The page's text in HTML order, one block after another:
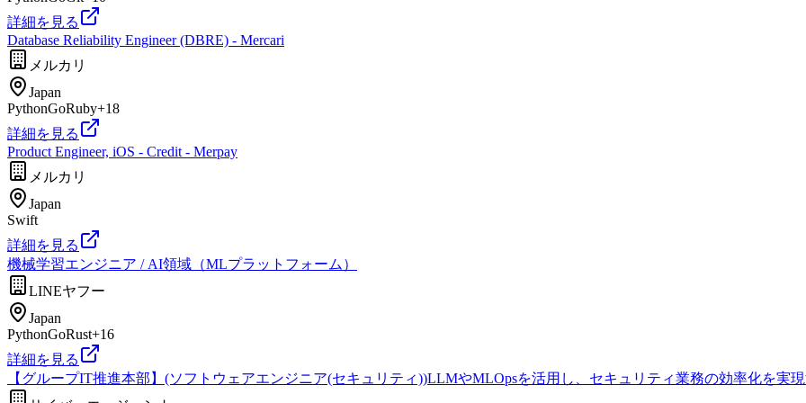
詳細を見る
Database Reliability Engineer (DBRE) - Mercari
メルカリ
Japan
PythonGoRuby+18
詳細を見る
Product Engineer, iOS - Credit - Merpay
メルカリ
Japan
Swift
詳細を見る
機械学習エンジニア / AI領域（MLプラットフォーム）
LINEヤフー
Japan
PythonGoRust+16
詳細を見る
【グループIT推進本部】(ソフトウェアエンジニア(セキュリティ))LLMやMLOpsを活用し、セキュリティ業務の効率化を実